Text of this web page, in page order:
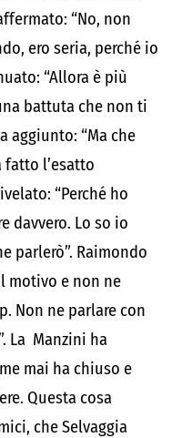
“No, non
ero seria, perché io
“Allora è più
battuta che non ti
aggiunto: “Ma che
l’esatto
“Perché ho
davvero. Lo so io
parlerò”. Raimondo
motivo e non ne
Non ne parlare con
La Manzini ha
mai ha chiuso e
Questa cosa
che Selvaggia